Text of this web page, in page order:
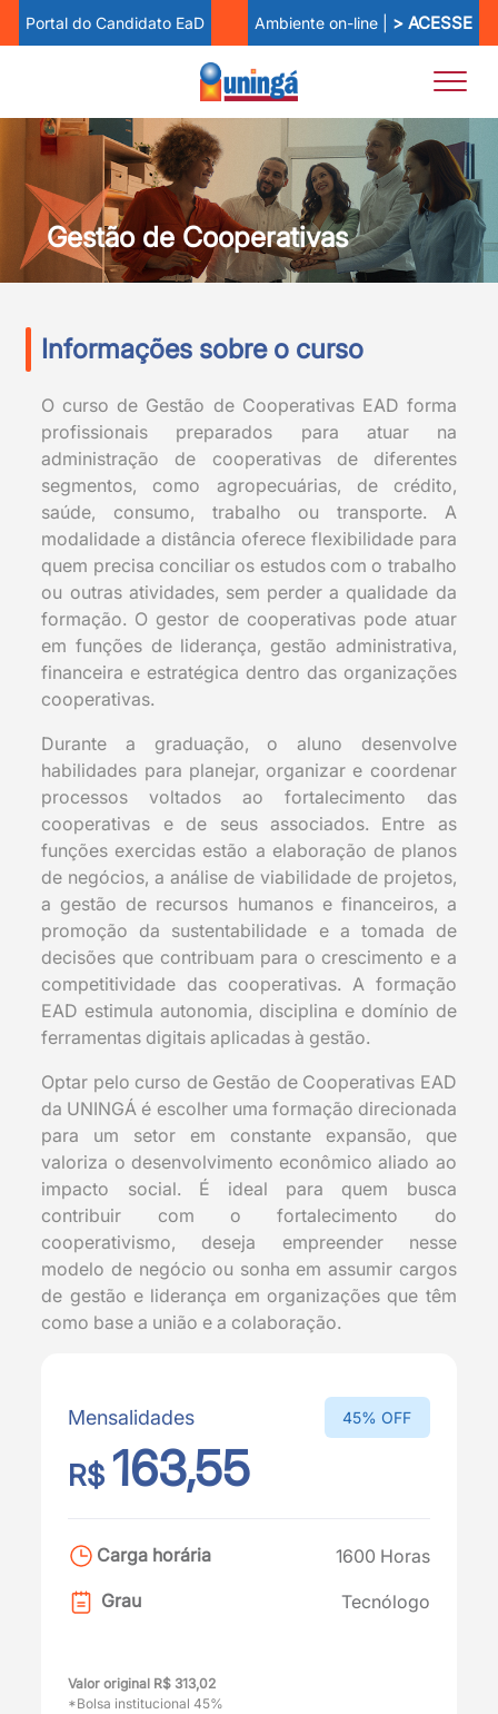
Portal do Candidato EaD Ambiente on-line | > ACESSE
Gestão de Cooperativas
Informações sobre o curso
O curso de Gestão de Cooperativas EAD forma
profissionais preparados para atuar na
administração de cooperativas de diferentes
segmentos, como agropecuárias, de crédito,
saúde, consumo, trabalho ou transporte. A
modalidade a distância oferece flexibilidade para
quem precisa conciliar os estudos com o trabalho
ou outras atividades, sem perder a qualidade da
formação. O gestor de cooperativas pode atuar
em funções de liderança, gestão administrativa,
financeira e estratégica dentro das organizações
cooperativas.
Durante a graduação, o aluno desenvolve
habilidades para planejar, organizar e coordenar
processos voltados ao fortalecimento das
cooperativas e de seus associados. Entre as
funções exercidas estão a elaboração de planos
de negócios, a análise de viabilidade de projetos,
a gestão de recursos humanos e financeiros, a
promoção da sustentabilidade e a tomada de
decisões que contribuam para o crescimento e a
competitividade das cooperativas. A formação
EAD estimula autonomia, disciplina e domínio de
ferramentas digitais aplicadas à gestão.
Optar pelo curso de Gestão de Cooperativas EAD
da UNINGÁ é escolher uma formação direcionada
para um setor em constante expansão, que
valoriza o desenvolvimento econômico aliado ao
impacto social. É ideal para quem busca
contribuir com o fortalecimento do
cooperativismo, deseja empreender nesse
modelo de negócio ou sonha em assumir cargos
de gestão e liderança em organizações que têm
como base a união e a colaboração.
Mensalidades
R$ 163,55
45% OFF
Carga horária 1600 Horas
Grau Tecnólogo
Valor original R$ 313,02
*Bolsa institucional 45%